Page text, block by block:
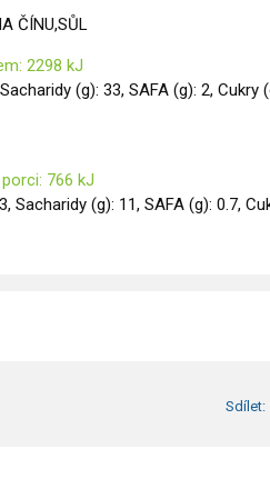
ČÍNU,SŮL
2298 kJ
(g): 33, SAFA (g): 2, Cukry
766 kJ
Sacharidy (g): 11, SAFA (g): 0.7,
Sdílet: